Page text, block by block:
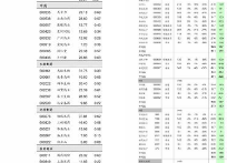
训证书与防
伪收藏证书
报价及有价
证券防伪技
术应用
券 4000万
股转让背后
的战略棋局
与证券防伪
新思考